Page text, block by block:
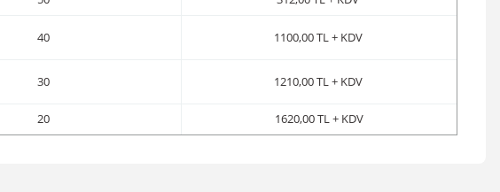
40 1100,00 TL + KDV
30 1210,00 TL + KDV
20 1620,00 TL + KDV